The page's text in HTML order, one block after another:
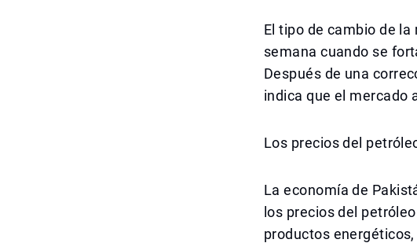
El tipo de cambio de
semana cuando se
Después de una
indica que el mercado
Los precios del
La economía de
los precios del
productos